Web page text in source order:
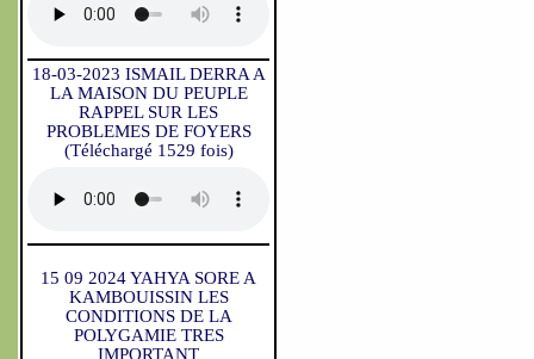
18-03-2023 ISMAIL DERRA A
LA MAISON DU PEUPLE
RAPPEL SUR LES
PROBLEMES DE FOYERS
(Téléchargé 1529 fois)
15 09 2024 YAHYA SORE A
KAMBOUISSIN LES
CONDITIONS DE LA
POLYGAMIE TRES
IMPORTANT